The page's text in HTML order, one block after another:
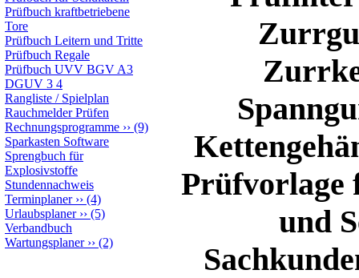
Prüfbuch kraftbetriebene
Tore
Prüfbuch Leitern und Tritte
Prüfbuch Regale
Prüfbuch UVV BGV A3
DGUV 3 4
Rangliste / Spielplan
Rauchmelder Prüfen
Rechnungsprogramme ›› (9)
Sparkasten Software
Sprengbuch für
Explosivstoffe
Stundennachweis
Terminplaner›› (4)
Urlaubsplaner›› (5)
Verbandbuch
Wartungsplaner›› (2)
Prüfvorlage
und